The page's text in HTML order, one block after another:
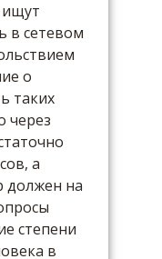
ищут
в сетевом
о
таких
через
а
должен на
степени
в